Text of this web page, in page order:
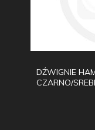
DŹWIGNIE
CZARNO/